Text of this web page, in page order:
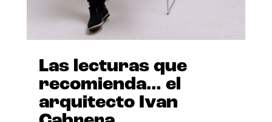
Las lecturas que
recomienda… el
arquitecto Ivan